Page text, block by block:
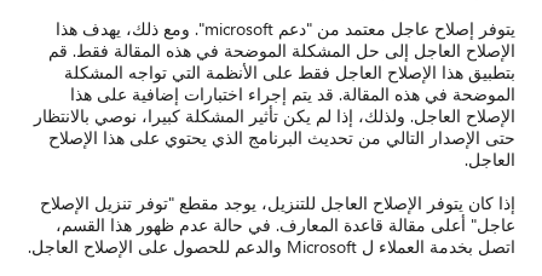
يتوفر إصلاح عاجل معتمد من "دعم microsoft". ومع ذلك، يهدف هذا
الإصلاح العاجل إلى حل المشكلة الموضحة في هذه المقالة فقط. قم
بتطبيق هذا الإصلاح العاجل فقط على الأنظمة التي تواجه المشكلة
الموضحة في هذه المقالة. قد يتم إجراء اختبارات إضافية على هذا
الإصلاح العاجل. ولذلك، إذا لم يكن تأثير المشكلة كبيرا، نوصي بالانتظار
حتى الإصدار التالي من تحديث البرنامج الذي يحتوي على هذا الإصلاح
العاجل.
إذا كان يتوفر الإصلاح العاجل للتنزيل، يوجد مقطع "توفر تنزيل الإصلاح
عاجل" أعلى مقالة قاعدة المعارف. في حالة عدم ظهور هذا القسم،
اتصل بخدمة العملاء ل Microsoft والدعم للحصول على الإصلاح العاجل.